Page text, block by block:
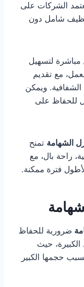
الشركات على
شامل دون
مباشرة لتسهيل
مع تقديم
ويمكن
للحفاظ على
الشهامة تمنح
راحة بال، مع
فترة ممكنة.
ضرورية للحفاظ
حيث
حجمها الكبير